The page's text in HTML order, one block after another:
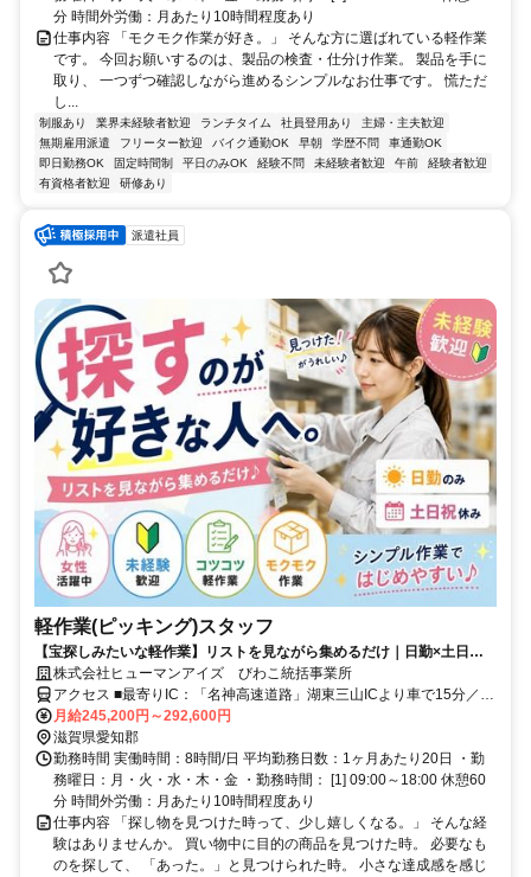
分 時間外労働：月あたり10時間程度あり
仕事内容 「モクモク作業が好き。」 そんな方に選ばれている軽作業
です。 今回お願いするのは、製品の検査・仕分け作業。 製品を手に
取り、 一つずつ確認しながら進めるシンプルなお仕事です。 慌ただ
し...
制服あり 業界未経験者歓迎 ランチタイム 社員登用あり
主婦・主夫歓迎
無期雇用派遣
フリーター歓迎 バイク通勤OK 早朝 学歴不問
車通勤OK
即日勤務OK
固定時間制 平日のみOK 経験不問 未経験者歓迎 午前
経験者歓迎
有資格者歓迎
研修あり
派遣社員
軽作業(ピッキング)スタッフ
【宝探しみたいな軽作業】リストを見ながら集めるだけ｜日勤×土日祝
休み×未経験OK
株式会社ヒューマンアイズ びわこ統括事業所
アクセス ■最寄りIC：「名神高速道路」湖東三山ICより車で15分／八
日市ICより車で30分 ■最寄り駅：近江鉄道「愛知川駅」から車5分
月給245,200円～292,600円
滋賀県愛知郡
勤務時間 実働時間：8時間/日 平均勤務日数：1ヶ月あたり20日 ・勤
務曜日：月・火・水・木・金 ・勤務時間： [1] 09:00～18:00 休憩60
分 時間外労働：月あたり10時間程度あり
仕事内容 「探し物を見つけた時って、少し嬉しくなる。」 そんな経
験はありませんか。 買い物中に目的の商品を見つけた時。 必要なも
のを探して、 「あった。」と見つけられた時。 小さな達成感を感じ